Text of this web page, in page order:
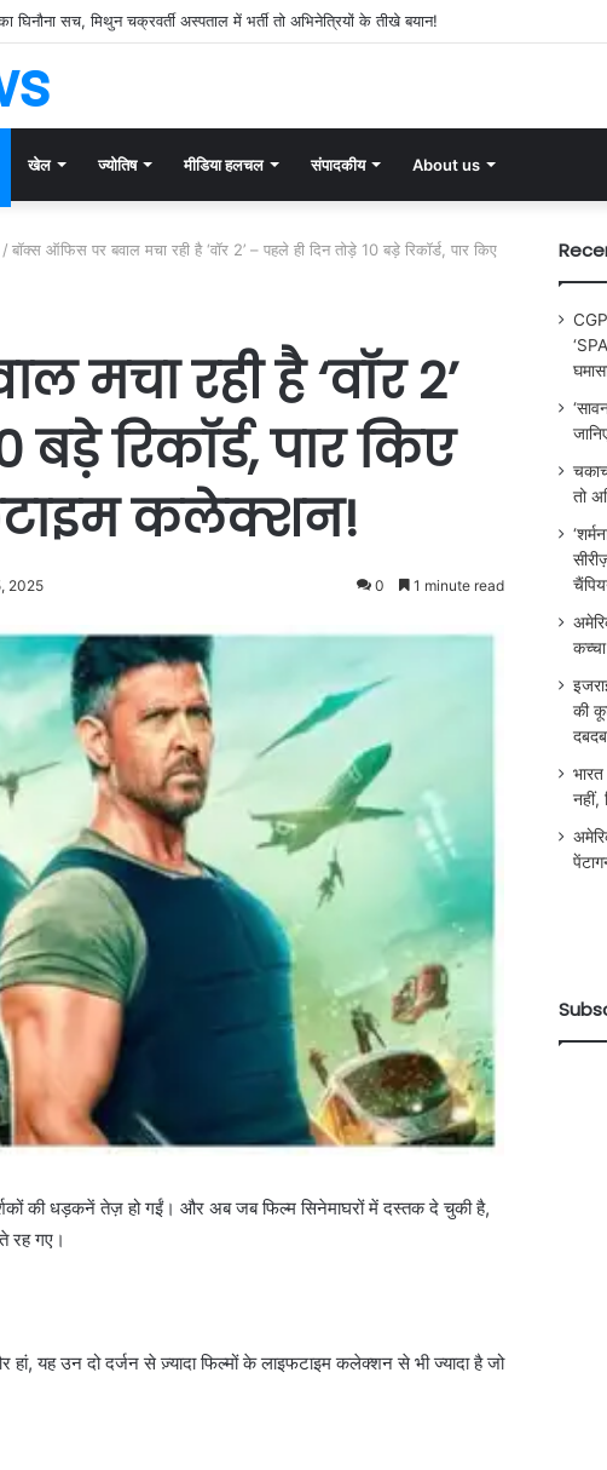
दिशाहीन कप्तानी!’ श्रीलंका के खिलाफ टेस्ट सीरीज़ से पहले फिर खुली भारतीय टीम की पोल, क्या ऐसे बनेगा
खेल ज्योतिष मीडिया हलचल संपादकीय About us
/ बॉक्स ऑफिस पर बवाल मचा रही है ‘वॉर 2’ – पहले ही दिन तोड़े 10 बड़े रिकॉर्ड, पार किए
मचा रही है ‘वॉर 2’
रिकॉर्ड, पार किए
कलेक्शन!
2025 0 1 minute read
की धड़कनें तेज़ हो गईं। और अब जब फिल्म सिनेमाघरों में दस्तक दे चुकी है,
रह गए।
यह उन दो दर्जन से ज़्यादा फिल्मों के लाइफटाइम कलेक्शन से भी ज्यादा है जो
तो
की
नहीं,